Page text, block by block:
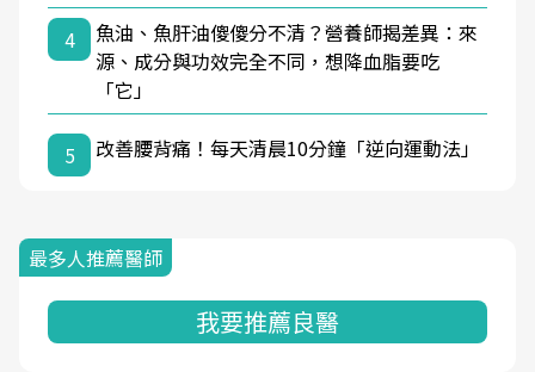
4
魚油、魚肝油傻傻分不清？營養師揭差異：來
源、成分與功效完全不同，想降血脂要吃
「它」
5 改善腰背痛！每天清晨10分鐘「逆向運動法」
最多人推薦醫師
我要推薦良醫